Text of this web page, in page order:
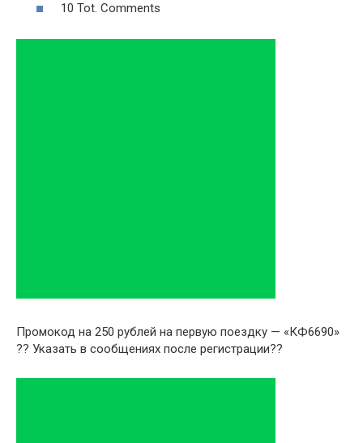
10 Tot. Comments
Промокод на 250 рублей на первую поездку — «КФ6690»
?? Указать в сообщениях после регистрации??